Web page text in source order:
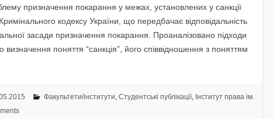
призначення покарання у межах, установлених у санкції
кодексу України, що передбачає відповідальність
засади призначення покарання. Проаналізовано підходи
поняття “санкція”, його співвідношення з поняттям
Факультети/інститути, Студентські публікації, Інститут права ім.